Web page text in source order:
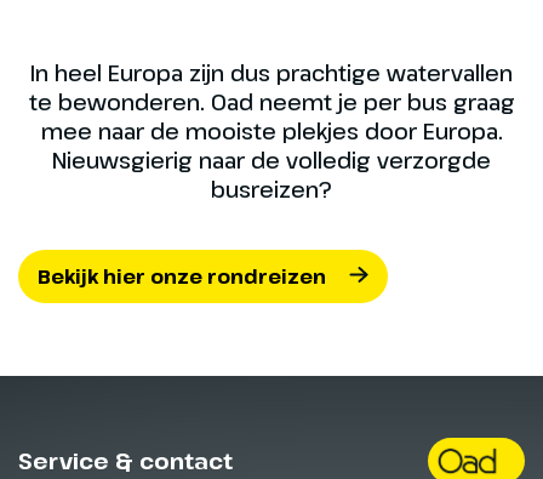
In heel Europa zijn dus prachtige watervallen
te bewonderen. Oad neemt je per bus graag
mee naar de mooiste plekjes door Europa.
Nieuwsgierig naar de volledig verzorgde
busreizen?
Bekijk hier onze rondreizen
Service & contact